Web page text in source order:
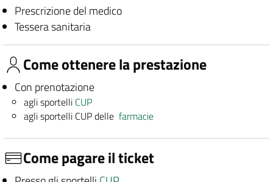
Prescrizione del medico
Tessera sanitaria
Come ottenere la prestazione
Con prenotazione
agli sportelli CUP
agli sportelli CUP dellefarmacie
Come pagare il ticket